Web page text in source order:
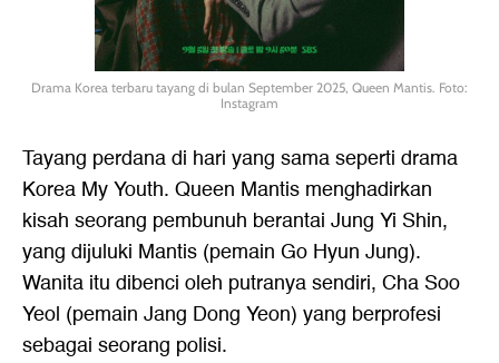
Drama Korea terbaru tayang di bulan September 2025, Queen Mantis. Foto:
Instagram
Tayang perdana di hari yang sama seperti drama
Korea My Youth. Queen Mantis menghadirkan
kisah seorang pembunuh berantai Jung Yi Shin,
yang dijuluki Mantis (pemain Go Hyun Jung).
Wanita itu dibenci oleh putranya sendiri, Cha Soo
Yeol (pemain Jang Dong Yeon) yang berprofesi
sebagai seorang polisi.